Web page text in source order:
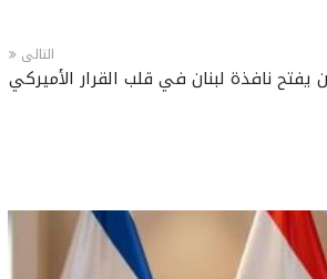
التالى
يفتح نافذة لبنان في قلب القرار الأميركي